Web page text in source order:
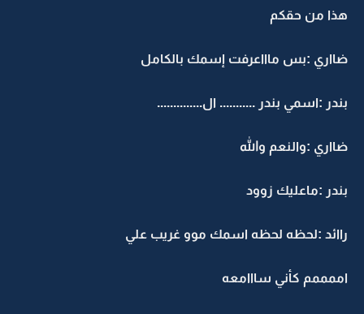
هذا من حقكم
ضااري :بس ماااعرفت إسمك بالكامل
بندر :اسمي بندر ........... ال..............
ضااري :والنعم والله
بندر :ماعليك زوود
راائد :لحظه لحظه اسمك موو غريب علي
اممممم كأني سااامعه